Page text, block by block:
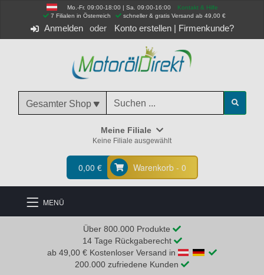
Mo.-Fr. 09:00-18:00 | Sa. 09:00-16:00
Kontakt & Hilfe
7 Filialen in Österreich
schneller & gratis Versand ab 49,00 €
Anmelden Konto erstellen| Firmenkunde?
Gesamter Shop
Meine Filiale
Keine Filiale ausgewählt
0,00 € Warenkorb - 0
MENÜ
Über 800.000 Produkte
14 Tage Rückgaberecht
ab 49,00 € Kostenloser Versand in
200.000 zufriedene Kunden